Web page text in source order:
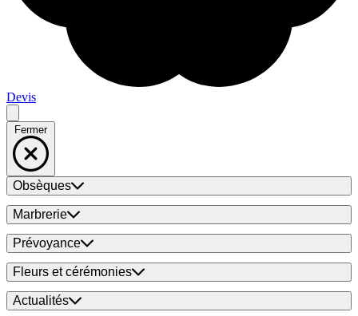
Devis
Fermer
Obsèques
Marbrerie
Prévoyance
Fleurs et cérémonies
Actualités